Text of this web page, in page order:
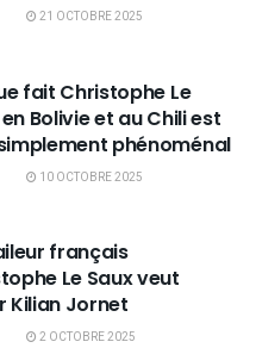
21 OCTOBRE 2025
fait Christophe Le
Bolivie et au Chili est
phénoménal
10 OCTOBRE 2025
français
Le Saux veut
Kilian Jornet
2 OCTOBRE 2025